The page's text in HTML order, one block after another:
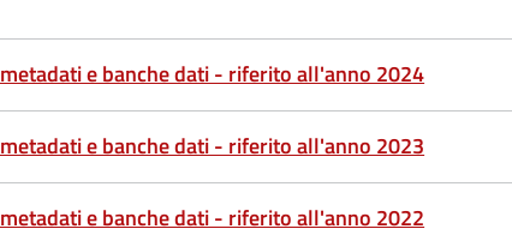
e banche dati - riferito all'anno 2024
e banche dati - riferito all'anno 2023
e banche dati - riferito all'anno 2022